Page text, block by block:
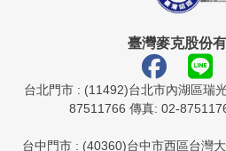
臺灣麥克股份
台北門市 : (11492)台北市內湖區瑞
87511766 傳真: 02-
台中門市 : (40360)台中市西區台灣